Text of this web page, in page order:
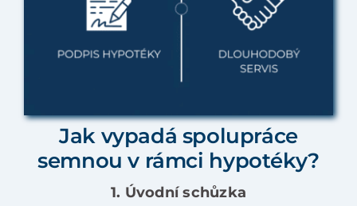
Jak vypadá spolupráce
semnou v rámci hypotéky?
1. Úvodní schůzka